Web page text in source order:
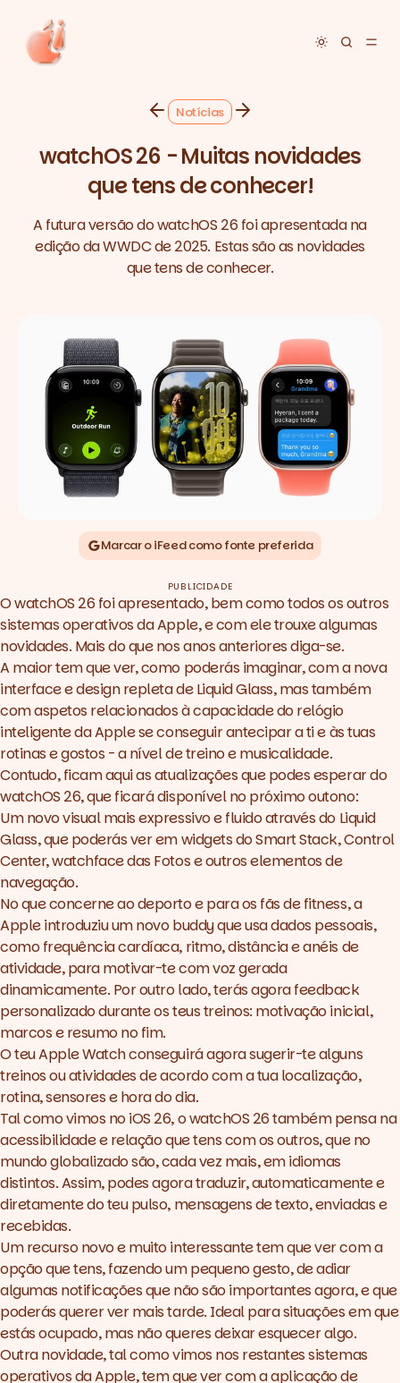
Toggle
Notícias
watchOS 26 - Muitas novidades
que tens de conhecer!
A futura versão do watchOS 26 foi apresentada na
edição da WWDC de 2025. Estas são as novidades
que tens de conhecer.
Marcar o iFeed como fonte preferida
PUBLICIDADE
O watchOS 26 foi apresentado, bem como todos os outros
sistemas operativos da Apple, e com ele trouxe algumas
novidades. Mais do que nos anos anteriores diga-se.
A maior tem que ver, como poderás imaginar, com a nova
interface e design repleta de Liquid Glass, mas também
com aspetos relacionados à capacidade do relógio
inteligente da Apple se conseguir antecipar a ti e às tuas
rotinas e gostos - a nível de treino e musicalidade.
Contudo, ficam aqui as atualizações que podes esperar do
watchOS 26, que ficará disponível no próximo outono:
Um novo visual mais expressivo e fluido através do Liquid
Glass,que poderás ver emwidgetsdo Smart Stack, Control
Center,watchfacedas Fotos e outros elementos de
navegação.
No que concerne ao deporto e para os fãs de fitness, a
Apple introduziu um novobuddyque usa dados pessoais,
como frequência cardíaca, ritmo, distância e anéis de
atividade, para motivar-te com voz gerada
dinamicamente. Por outro lado, terás agorafeedback
personalizado durante os teus treinos: motivação inicial,
marcos e resumo no fim.
O teu Apple Watch conseguirá agora sugerir-te alguns
treinos ou atividades de acordo com a tua localização,
rotina, sensores e hora do dia.
Tal como vimos no iOS 26, o watchOS 26 também pensa na
acessibilidade e relação que tens com os outros, que no
mundo globalizado são, cada vez mais, em idiomas
distintos. Assim, podes agora traduzir, automaticamente e
diretamente do teu pulso, mensagens de texto, enviadas e
recebidas.
Um recurso novo e muito interessante tem que ver com a
opção que tens, fazendo um pequeno gesto, de adiar
algumas notificações que não são importantes agora, e que
poderás querer ver mais tarde. Ideal para situações em que
estás ocupado, mas não queres deixar esquecer algo.
Outra novidade, tal como vimos nos restantes sistemas
operativos da Apple, tem que ver com a aplicação de